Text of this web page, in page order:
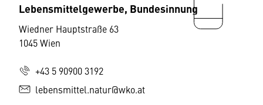
Lebensmittelgewerbe, Bundesinnung
Wiedner Hauptstraße 63
1045 Wien
+43 5 90900 3192
lebensmittel.natur@wko.at